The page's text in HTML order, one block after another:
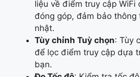
liệu về điểm truy cập WiFi
đóng góp, đảm bảo
nhật.
Tùy chỉnh Tuỳ chọn: Tùy
để lọc điểm truy cập dựa
bạn.